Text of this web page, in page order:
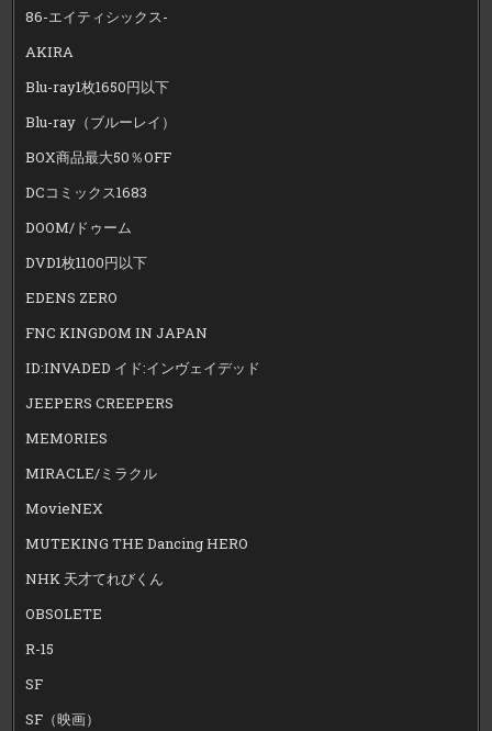
86-エイティシックス-
AKIRA
Blu-ray1枚1650円以下
Blu-ray（ブルーレイ）
BOX商品最大50％OFF
DCコミックス1683
DOOM/ドゥーム
DVD1枚1100円以下
EDENS ZERO
FNC KINGDOM IN JAPAN
ID:INVADED イド:インヴェイデッド
JEEPERS CREEPERS
MEMORIES
MIRACLE/ミラクル
MovieNEX
MUTEKING THE Dancing HERO
NHK 天才てれびくん
OBSOLETE
R-15
SF
SF（映画）